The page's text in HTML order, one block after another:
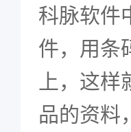
科脉软件
件，用条
上，这样
品的资料